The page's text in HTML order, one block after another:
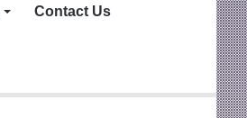
Contact Us